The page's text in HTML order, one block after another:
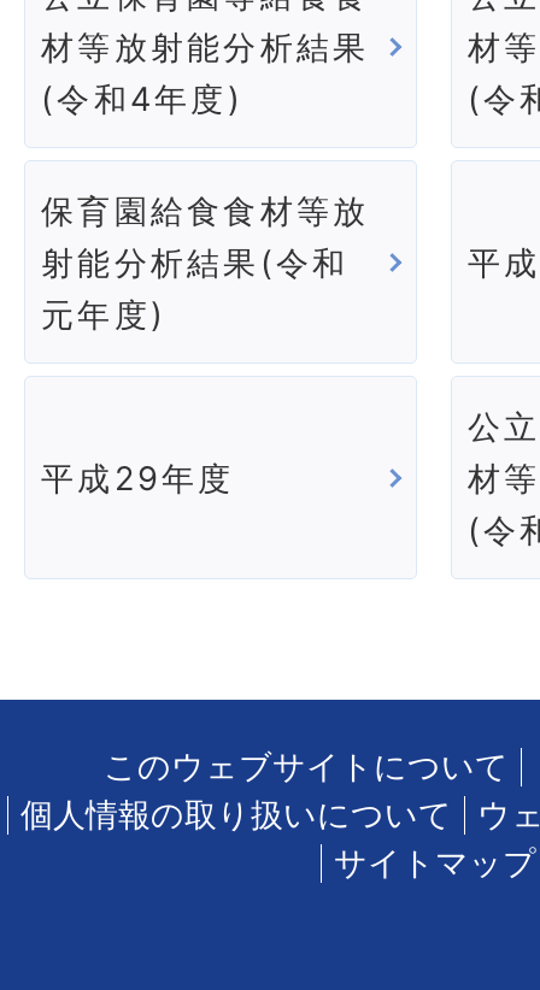
材等放射能分析結果
(令和4年度)
材
(令
保育園給食食材等放
射能分析結果(令和
元年度)
平
平成29年度
公
材
(令
このウェブサイトについて
個人情報の取り扱いについて
ウ
サイトマップ